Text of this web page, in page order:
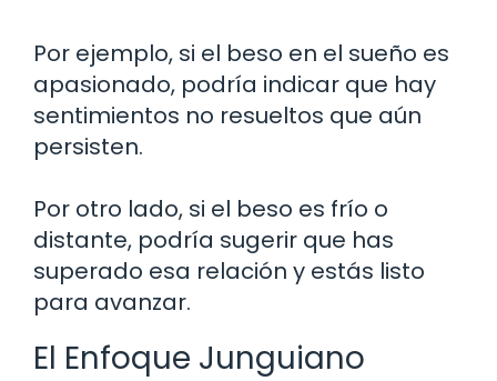
Por ejemplo, si el beso en el sueño es
apasionado, podría indicar que hay
sentimientos no resueltos que aún
persisten.
Por otro lado, si el beso es frío o
distante, podría sugerir que has
superado esa relación y estás listo
para avanzar.
El Enfoque Junguiano